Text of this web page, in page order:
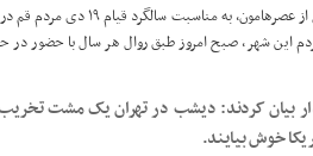
این شهر، صبح امروز طبق روال هر سال با حضور در
بیان کردند: دیشب در تهران یک مشت
خوش بیایند.